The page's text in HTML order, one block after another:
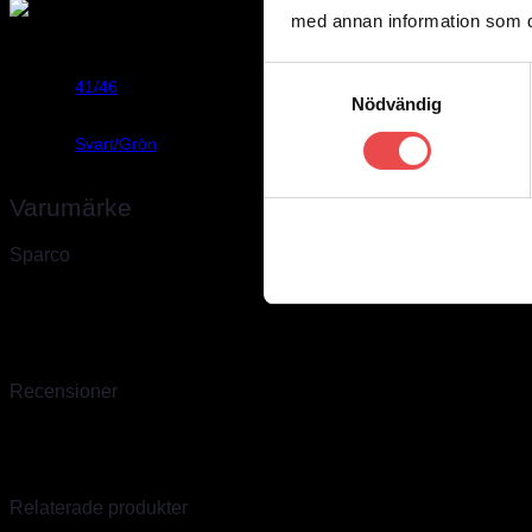
med annan information som
Nödvändig
41/46
Svart/Grön
Varumärke
Sparco
Sparco, världsledande inom säkerhet för bilsport
Sparco
Recensioner
Relaterade produkter